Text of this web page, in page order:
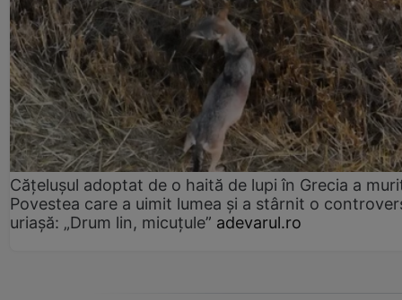
Cățelușul adoptat de o haită de lupi în Grecia a
Povestea care a uimit lumea și a stârnit o
uriașă: „Drum lin, micuțule” adevarul.ro